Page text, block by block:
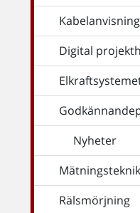
Kabelanvisning
Digital
Nyheter
Mätningsteknik
Rälsmörjning